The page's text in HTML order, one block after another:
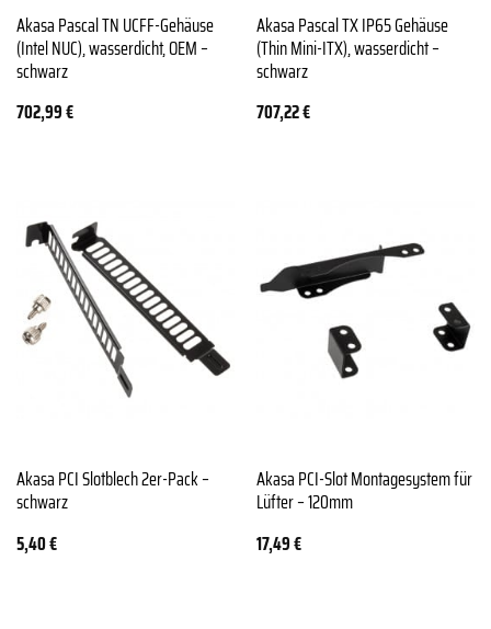
Akasa Pascal TN UCFF-Gehäuse
(Intel NUC), wasserdicht, OEM –
schwarz
702,99€
Akasa Pascal TX IP65 Gehäuse
(Thin Mini-ITX), wasserdicht –
schwarz
707,22€
Akasa PCI Slotblech 2er-Pack –
schwarz
5,40€
Akasa PCI-Slot Montagesystem für
Lüfter – 120mm
17,49€